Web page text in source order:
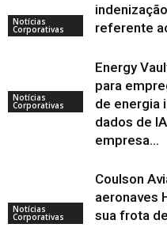
Notícias
Corporativas
referente
Notícias
Corporativas
Energy
para
de energia
dados de
empresa...
Notícias
Corporativas
Coulson
aeronaves
sua frota